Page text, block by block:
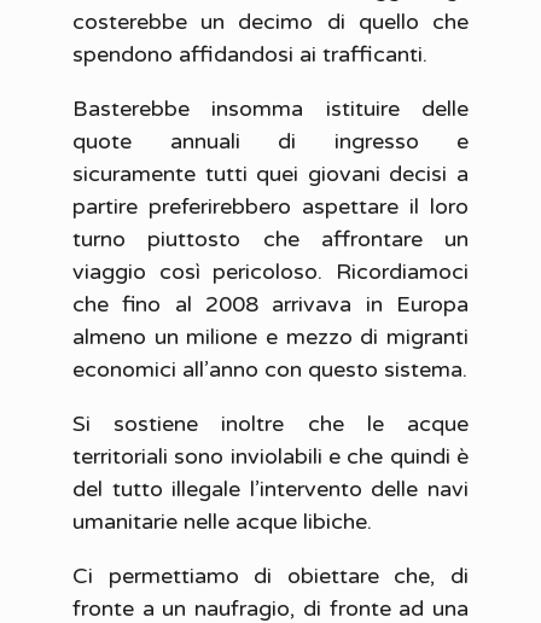
costerebbe un decimo di quello che
spendono affidandosi ai trafficanti.
Basterebbe insomma istituire delle
quote annuali di ingresso e
sicuramente tutti quei giovani decisi a
partire preferirebbero aspettare il loro
turno piuttosto che affrontare un
viaggio così pericoloso. Ricordiamoci
che fino al 2008 arrivava in Europa
almeno un milione e mezzo di migranti
economici all’anno con questo sistema.
Si sostiene inoltre che le acque
territoriali sono inviolabili e che quindi è
del tutto illegale l’intervento delle navi
umanitarie nelle acque libiche.
Ci permettiamo di obiettare che, di
fronte a un naufragio, di fronte ad una